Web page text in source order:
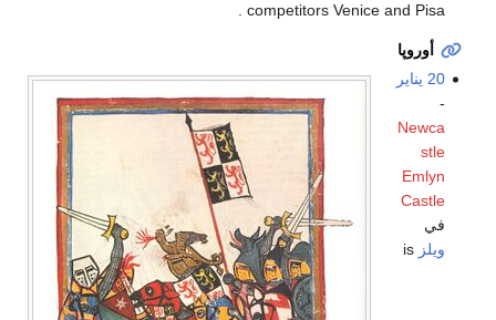
competitors Venice and Pisa .
أوروپا
20 يناير
-
Newca
stle
Emlyn
Castle
في
ويلز is